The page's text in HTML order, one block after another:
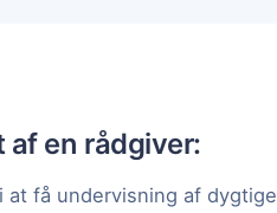
af en rådgiver:
at få undervisning af dygtige